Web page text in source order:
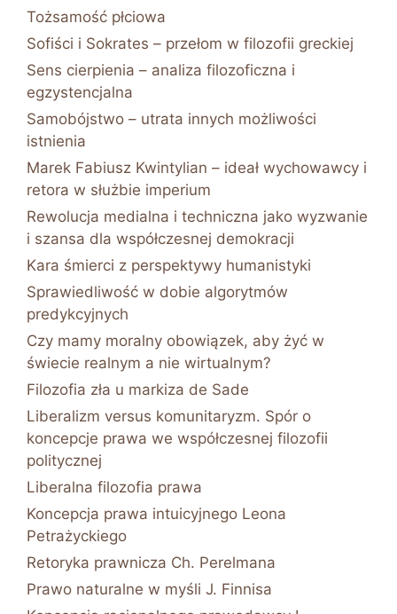
Tożsamość płciowa
Sofiści i Sokrates – przełom w filozofii greckiej
Sens cierpienia – analiza filozoficzna i
egzystencjalna
Samobójstwo – utrata innych możliwości
istnienia
Marek Fabiusz Kwintylian – ideał wychowawcy i
retora w służbie imperium
Rewolucja medialna i techniczna jako wyzwanie
i szansa dla współczesnej demokracji
Kara śmierci z perspektywy humanistyki
Sprawiedliwość w dobie algorytmów
predykcyjnych
Czy mamy moralny obowiązek, aby żyć w
świecie realnym a nie wirtualnym?
Filozofia zła u markiza de Sade
Liberalizm versus komunitaryzm. Spór o
koncepcje prawa we współczesnej filozofii
politycznej
Liberalna filozofia prawa
Koncepcja prawa intuicyjnego Leona
Petrażyckiego
Retoryka prawnicza Ch. Perelmana
Prawo naturalne w myśli J. Finnisa